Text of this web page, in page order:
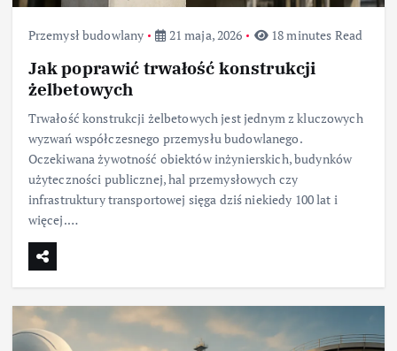
Przemysł budowlany 21 maja, 2026 18 minutes Read
Jak poprawić trwałość konstrukcji
żelbetowych
Trwałość konstrukcji żelbetowych jest jednym z kluczowych
wyzwań współczesnego przemysłu budowlanego.
Oczekiwana żywotność obiektów inżynierskich, budynków
użyteczności publicznej, hal przemysłowych czy
infrastruktury transportowej sięga dziś niekiedy 100 lat i
więcej.…